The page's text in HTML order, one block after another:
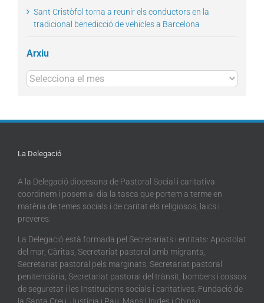
Sant Cristòfol torna a reunir els conductors en la
tradicional benedicció de vehicles a Barcelona
Arxiu
Arxius
La Delegació
A la Delegació diocesana de Pastoral Social i caritativa
coordinem i posem al dia la tasca que portem a terme en
matèria de temes socials i de caritat els religiosos, laics i
preveres.
La Delegació està formada pel Secretariats i entitats: Apostolat
del mar, Càritas, Secretariat pastoral amb migrants,
Secretariat pastoral pels marginats, Secretariat pastoral
penitenciària, Secretariat pastoral del trànsit, bombers i cossos
de seguretat i les Institucions socials i caritatives: Fundació de